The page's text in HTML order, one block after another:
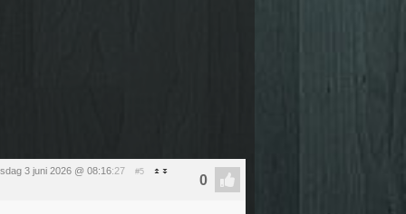
3 juni 2026 @ 08:16:27 #5